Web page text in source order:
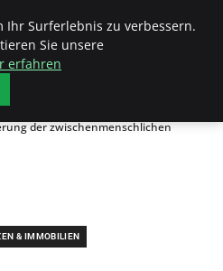
der zwischenmenschlichen
& IMMOBILIEN
Ihr Surferlebnis zu verbessern.
Sie unsere
erfahren